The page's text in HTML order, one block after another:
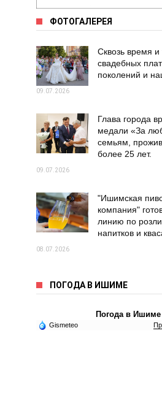
ФОТОГАЛЕРЕЯ
Сквозь время и
свадебных
поколений и
09.07.2026
Глава города
медали «За
семьям,
более 25 лет.
09.07.2026
"Ишимская
компания"
линию по
напитков и
08.07.2026
ПОГОДА В ИШИМЕ
Погода в Ишиме
Gismeteo